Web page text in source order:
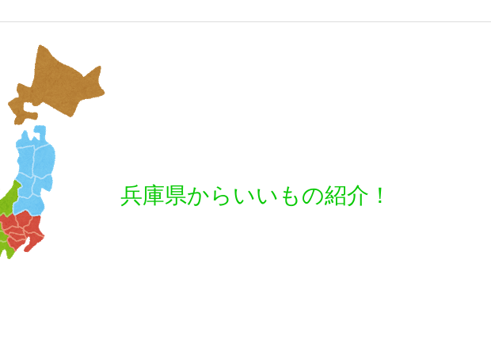
兵庫県からいいもの紹介！